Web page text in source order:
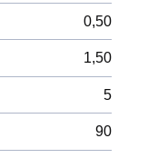
0,50
1,50
5
90